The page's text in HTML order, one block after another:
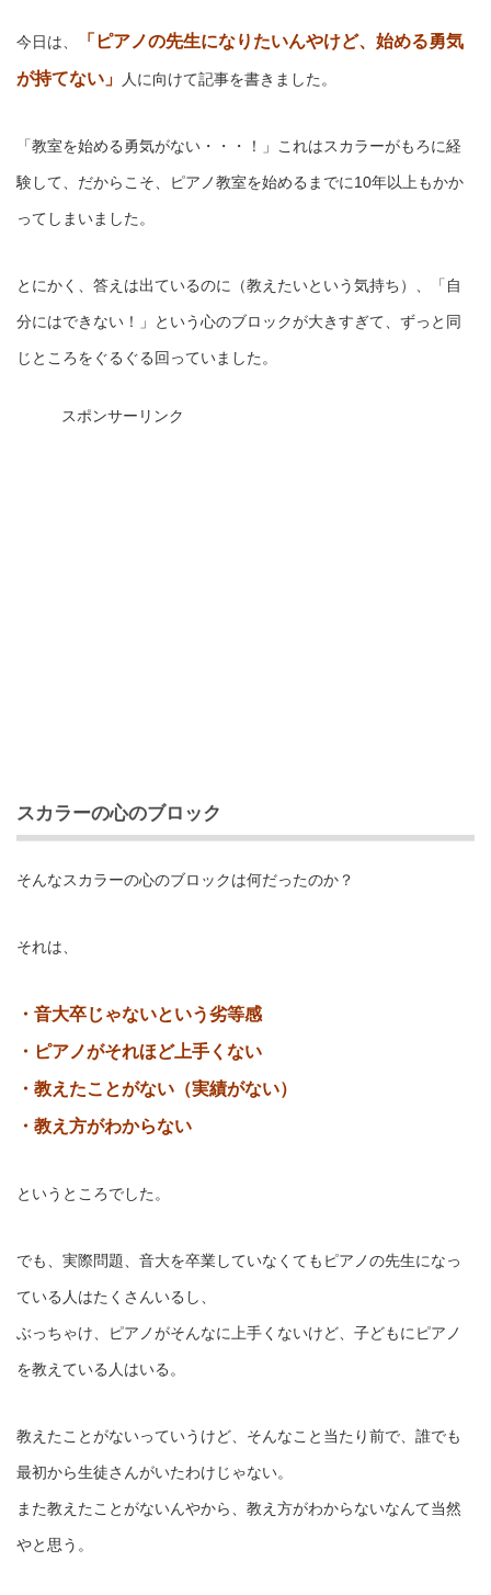
今日は、
「ピアノの先生になりたいんやけど、始める勇気
が持てない」
人に向けて記事を書きました。
「教室を始める勇気がない・・・！」これはスカラーがもろに経
験して、だからこそ、ピアノ教室を始めるまでに10年以上もかか
ってしまいました。
とにかく、答えは出ているのに（教えたいという気持ち）、「自
分にはできない！」という心のブロックが大きすぎて、ずっと同
じところをぐるぐる回っていました。
スポンサーリンク
スカラーの心のブロック
そんなスカラーの心のブロックは何だったのか？
それは、
・音大卒じゃないという劣等感
・ピアノがそれほど上手くない
・教えたことがない（実績がない）
・教え方がわからない
というところでした。
でも、実際問題、音大を卒業していなくてもピアノの先生になっ
ている人はたくさんいるし、
ぶっちゃけ、ピアノがそんなに上手くないけど、子どもにピアノ
を教えている人はいる。
教えたことがないっていうけど、そんなこと当たり前で、誰でも
最初から生徒さんがいたわけじゃない。
また教えたことがないんやから、教え方がわからないなんて当然
やと思う。